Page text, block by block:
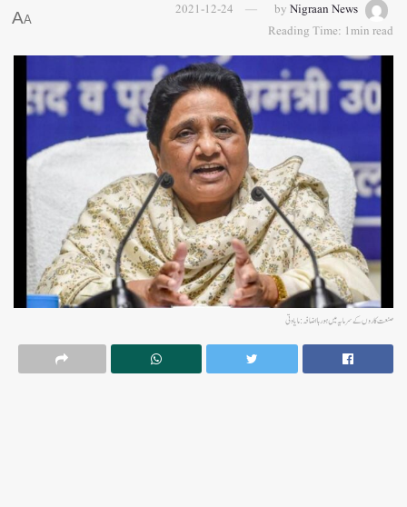
by Nigraan News
2021-12-24
Reading Time: 1min read
A
A
صنعت کاروں کے سرمایہ میں ہورہا اضافہ:مایاوتی